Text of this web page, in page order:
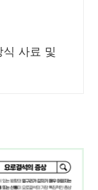
사료 및